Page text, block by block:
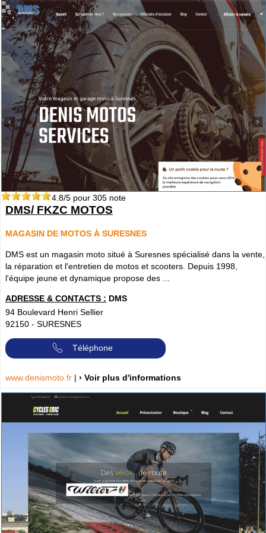
4.8/5 pour 305 note
DMS/ FKZC MOTOS
MAGASIN DE MOTOS À SURESNES
DMS est un magasin moto situé à Suresnes spécialisé dans la vente,
la réparation et l'entretien de motos et scooters. Depuis 1998,
l'équipe jeune et dynamique propose des ...
ADRESSE & CONTACTS : DMS
94 Boulevard Henri Sellier
92150 - SURESNES
Téléphone
www.denismoto.fr | › Voir plus d'informations